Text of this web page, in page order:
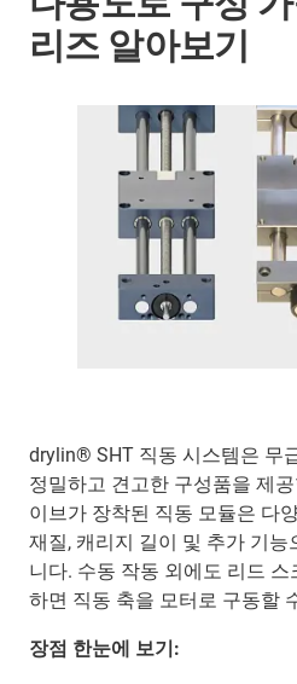
리즈 알아보기
drylin® SHT 직동 시스템은 무
정밀하고 견고한 구성품을 제
이브가 장착된 직동 모듈은 다
재질, 캐리지 길이 및 추가 기
니다. 수동 작동 외에도 리드
하면 직동 축을 모터로 구동할
장점 한눈에 보기: